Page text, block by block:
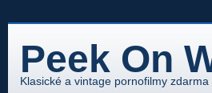
Peek On
Klasické a vintage pornofilmy zdarma